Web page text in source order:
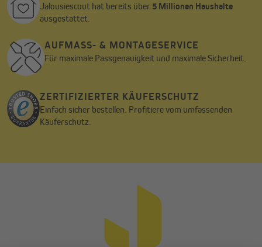
Jalousiescout hat bereits über 5 Millionen Haushalte
ausgestattet.
AUFMASS- & MONTAGESERVICE
Für maximale Passgenauigkeit und maximale Sicherheit.
ZERTIFIZIERTER KÄUFERSCHUTZ
Einfach sicher bestellen. Profitiere vom umfassenden
Käuferschutz.